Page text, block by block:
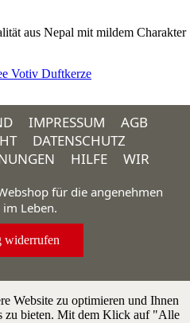
aus Nepal mit mildem Charakter
Votiv Duftkerze
IMPRESSUM
AGB
DATENSCHUTZ
HILFE WIR
für die angenehmen
Leben.
widerrufen
Website zu optimieren und Ihnen
zu bieten. Mit dem Klick auf "Alle